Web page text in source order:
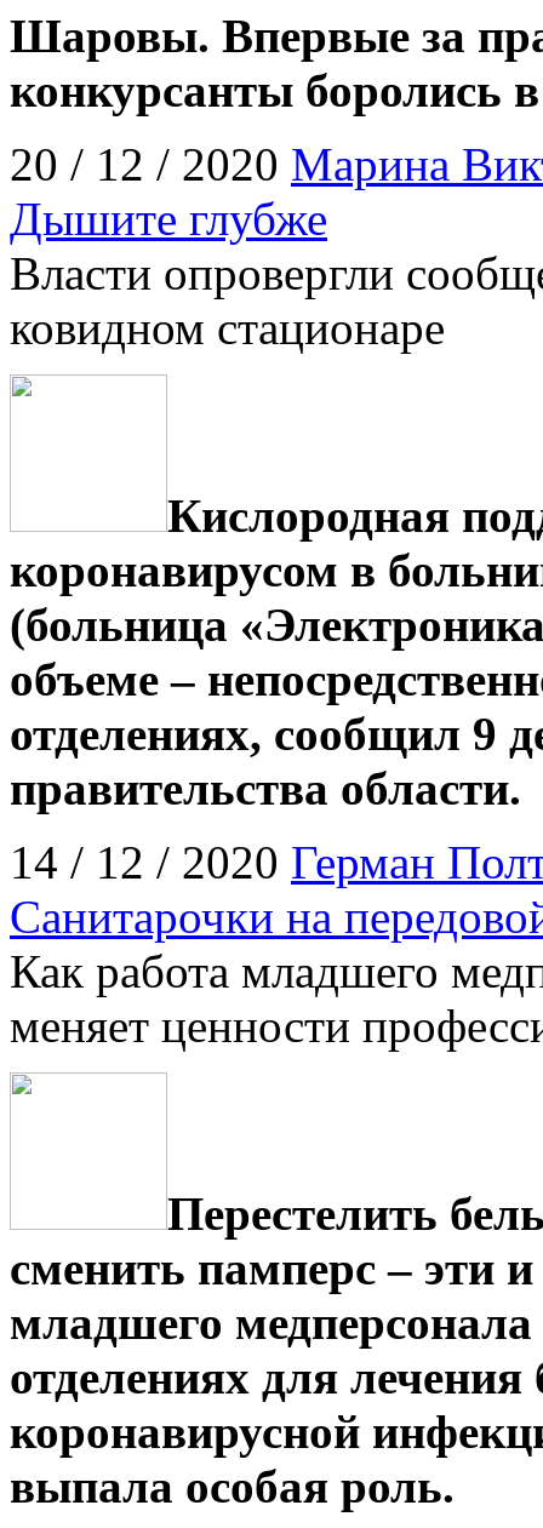
Шаровы. Впервые за
конкурсанты боролись
20 / 12 / 2020 Марина
Дышите глубже
Власти опровергли
ковидном стационаре
Кислородная
коронавирусом в
(больница
объеме –
отделениях, сообщил 9
правительства области.
14 / 12 / 2020 Герман
Санитарочки на
Как работа младшего
меняет ценности
Перестелить
сменить памперс – эти
младшего
отделениях для
коронавирусной
выпала особая роль.